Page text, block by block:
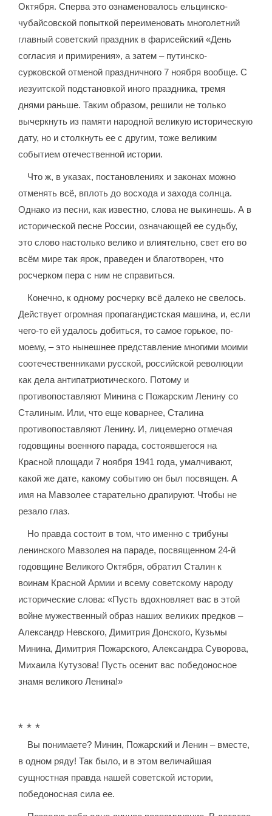
Октября. Сперва это ознаменовалось ельцинско-
чубайсовской попыткой переименовать многолетний
главный советский праздник в фарисейский «День
согласия и примирения», а затем – путинско-
сурковской отменой праздничного 7 ноября вообще. С
иезуитской подстановкой иного праздника, тремя
днями раньше. Таким образом, решили не только
вычеркнуть из памяти народной великую историческую
дату, но и столкнуть ее с другим, тоже великим
событием отечественной истории.
Что ж, в указах, постановлениях и законах можно
отменять всё, вплоть до восхода и захода солнца.
Однако из песни, как известно, слова не выкинешь. А в
исторической песне России, означающей ее судьбу,
это слово настолько велико и влиятельно, свет его во
всём мире так ярок, праведен и благотворен, что
росчерком пера с ним не справиться.
Конечно, к одному росчерку всё далеко не свелось.
Действует огромная пропагандистская машина, и, если
чего-то ей удалось добиться, то самое горькое, по-
моему, – это нынешнее представление многими моими
соотечественниками русской, российской революции
как дела антипатриотического. Потому и
противопоставляют Минина с Пожарским Ленину со
Сталиным. Или, что еще коварнее, Сталина
противопоставляют Ленину. И, лицемерно отмечая
годовщины военного парада, состоявшегося на
Красной площади 7 ноября 1941 года, умалчивают,
какой же дате, какому событию он был посвящен. А
имя на Мавзолее старательно драпируют. Чтобы не
резало глаз.
Но правда состоит в том, что именно с трибуны
ленинского Мавзолея на параде, посвященном 24-й
годовщине Великого Октября, обратил Сталин к
воинам Красной Армии и всему советскому народу
исторические слова: «Пусть вдохновляет вас в этой
войне мужественный образ наших великих предков –
Александр Невского, Димитрия Донского, Кузьмы
Минина, Димитрия Пожарского, Александра Суворова,
Михаила Кутузова! Пусть осенит вас победоносное
знамя великого Ленина!»
* * *
Вы понимаете? Минин, Пожарский и Ленин – вместе,
в одном ряду! Так было, и в этом величайшая
сущностная правда нашей советской истории,
победоносная сила ее.